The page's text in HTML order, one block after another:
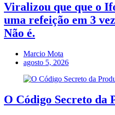
Viralizou que que o
uma refeição em 3
Não é.
Marcio Mota
agosto 5, 2026
O Código Secreto da